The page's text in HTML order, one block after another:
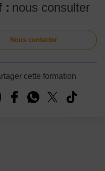
: nous consulter
Nous contacter
cette formation